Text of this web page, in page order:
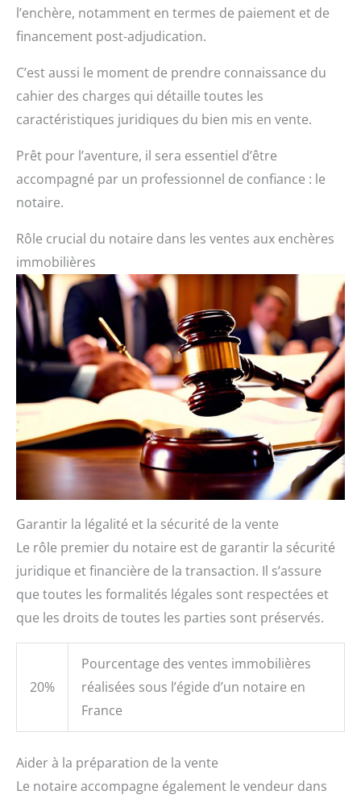
l’enchère, notamment en termes de paiement et de
financement post-adjudication.
C’est aussi le moment de prendre connaissance du
cahier des charges qui détaille toutes les
caractéristiques juridiques du bien mis en vente.
Prêt pour l’aventure, il sera essentiel d’être
accompagné par un professionnel de confiance : le
notaire.
Rôle crucial du notaire dans les ventes aux enchères
immobilières
Garantir la légalité et la sécurité de la vente
Le rôle premier du notaire est de garantir la sécurité
juridique et financière de la transaction. Il s’assure
que toutes les formalités légales sont respectées et
que les droits de toutes les parties sont préservés.
20%
Pourcentage des ventes immobilières
réalisées sous l’égide d’un notaire en
France
Aider à la préparation de la vente
Le notaire accompagne également le vendeur dans